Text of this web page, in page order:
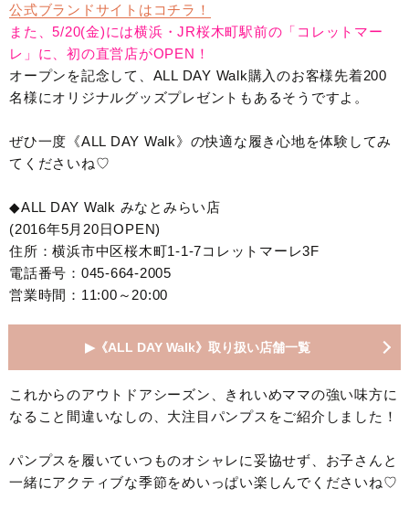
公式ブランドサイトはコチラ！
また、5/20(金)には横浜・JR桜木町駅前の「コレットマー
レ」に、初の直営店がOPEN！
オープンを記念して、ALL DAY Walk購入のお客様先着200
名様にオリジナルグッズプレゼントもあるそうですよ。
ぜひ一度《ALL DAY Walk》の快適な履き心地を体験してみ
てくださいね♡
◆ALL DAY Walk みなとみらい店
(2016年5月20日OPEN)
住所：横浜市中区桜木町1-1-7コレットマーレ3F
電話番号：045-664-2005
営業時間：11:00～20:00
▶︎《ALL DAY Walk》取り扱い店舗一覧
これからのアウトドアシーズン、きれいめママの強い味方に
なること間違いなしの、大注目パンプスをご紹介しました！
パンプスを履いていつものオシャレに妥協せず、お子さんと
一緒にアクティブな季節をめいっぱい楽しんでくださいね♡